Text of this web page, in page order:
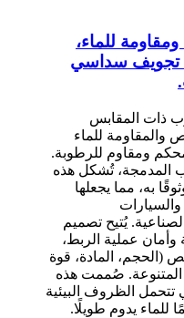
للماء،
تجويف سداسي
ذات المقابس
والمقاومة للماء
ومقاوم للرطوبة.
المدمجة، تُشكل هذه
به، مما يجعلها
والسيارات
يُتيح تصميم
عملية الربط،
(الحجم، المادة، قوة
المتنوعة. صُممت هذه
تتحمل الظروف البيئية
للماء يدوم طويلًا.